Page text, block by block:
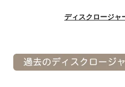
ディスクロージャ